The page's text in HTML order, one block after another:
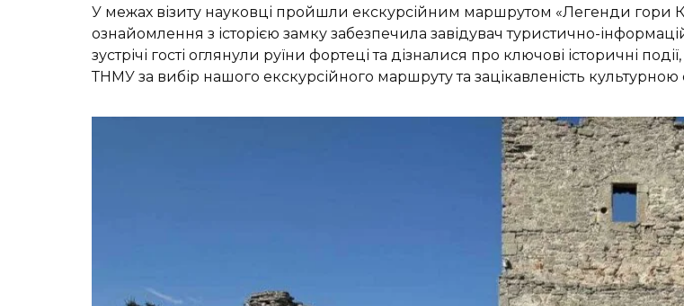
У межах візиту науковці пройшли екскурсійним маршрутом «Легенди гори
ознайомлення з історією замку забезпечила завідувач туристично-
зустрічі гості оглянули руїни фортеці та дізналися про ключові історичні
ТНМУ за вибір нашого екскурсійного маршруту та зацікавленість